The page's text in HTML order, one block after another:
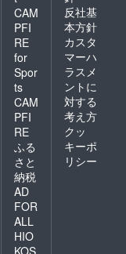
CAM
PFI
RE
for
Spor
ts
CAM
PFI
RE
ふる
さと
納税
AD
FOR
ALL
HIO
KOS
反社基
本方針
カスタ
マーハ
ラスメ
ントに
対する
考え方
クッ
キーポ
リシー